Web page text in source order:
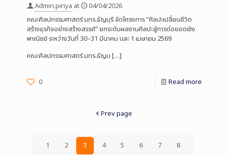
Admin.piriya at
04/04/2026
คณะศิลปกรรมศาสตร์ มทร.ธัญบุรี จัดโครงการ “ศิลปะเปลี่ยนชีวิต
สร้างธุรกิจอย่างสร้างสรรค์” ยกระดับผลงานศิลปะสู่การต่อยอดเชิง
พาณิชย์ ระหว่างวันที่ 30–31 มีนาคม และ 1 เมษายน 2569
คณะศิลปกรรมศาสตร์ มทร.ธัญบ […]
0 Read more
Prev page
1 2 3 4 5 6 7
8